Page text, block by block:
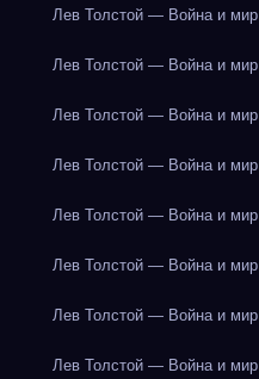
Лев Толстой — Война и мир
Лев Толстой — Война и мир
Лев Толстой — Война и мир
Лев Толстой — Война и мир
Лев Толстой — Война и мир
Лев Толстой — Война и мир
Лев Толстой — Война и мир
Лев Толстой — Война и мир